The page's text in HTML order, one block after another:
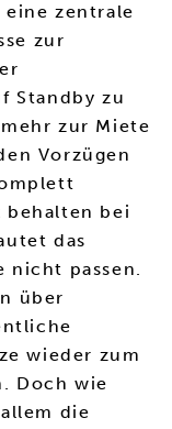
eine zentrale
zur
Standby zu
zur Miete
Vorzügen
behalten bei
das
nicht passen.
über
wieder zum
Doch wie
die